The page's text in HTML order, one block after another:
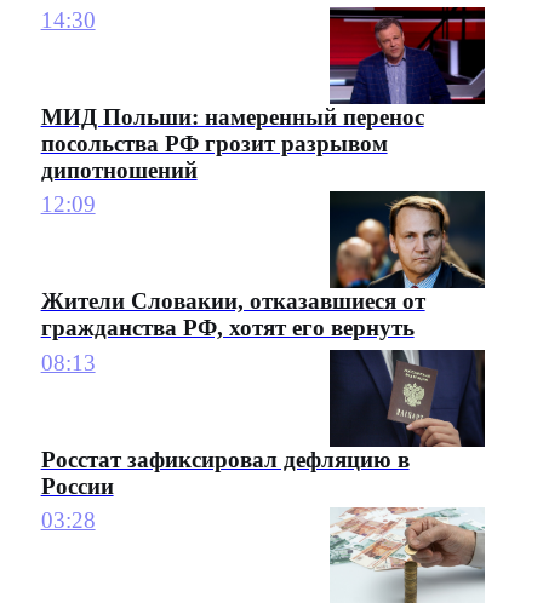
14:30
МИД Польши: намеренный перенос
посольства РФ грозит разрывом
дипотношений
12:09
Жители Словакии, отказавшиеся от
гражданства РФ, хотят его вернуть
08:13
Росстат зафиксировал дефляцию в
России
03:28